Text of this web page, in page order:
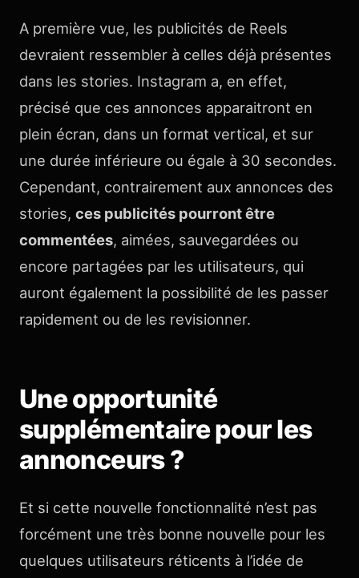
A première vue, les publicités de Reels
devraient ressembler à celles déjà présentes
dans les stories. Instagram a, en effet,
précisé que ces annonces apparaitront en
plein écran, dans un format vertical, et sur
une durée inférieure ou égale à 30 secondes.
Cependant, contrairement aux annonces des
stories, ces publicités pourront être
commentées, aimées, sauvegardées ou
encore partagées par les utilisateurs, qui
auront également la possibilité de les passer
rapidement ou de les revisionner.
Une opportunité
supplémentaire pour les
annonceurs ?
Et si cette nouvelle fonctionnalité n’est pas
forcément une très bonne nouvelle pour les
quelques utilisateurs réticents à l’idée de